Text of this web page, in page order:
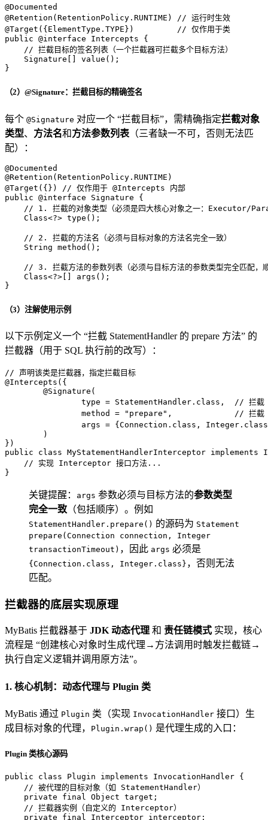
@Documented
@Retention(RetentionPolicy.RUNTIME)
// 运行时生效
@Target({ElementType.TYPE})
// 仅作用于类
public @interface Intercepts {
// 拦截目标的签名列表（一个拦截器可拦截多个目标方法）
    Signature[] value();
}
（2）@Signature：拦截目标的精确签名
每个 @Signature 对应一个 “拦截目标”，需精确指定拦截对象
类型、 方法名和方法参数列表 （三者缺一不可，否则无法匹
配）：
@Documented
@Retention(RetentionPolicy.RUNTIME)
@Target({})
// 仅作用于 @Intercepts 内部
public @interface Signature {
// 1. 拦截的对象类型（必须是四大核心对象之一：
    Class<?> type();
// 2. 拦截的方法名（必须与目标对象的方法名完全一致）
    String
method () ;
// 3. 拦截方法的参数列表（必须与目标方法的参数类型完全匹配，
    Class<?>[] args();
}
（3）注解使用示例
以下示例定义一个 “拦截 StatementHandler 的 prepare 方法” 的
拦截器（用于 SQL 执行前的改写）：
// 声明该类是拦截器，指定拦截目标
@Intercepts({
        @Signature(
type = StatementHandler.class,  // 拦截
method = "prepare",             // 拦截
args = {Connection.class, Integer.class}
        )
})
public
class MyStatementHandlerInterceptor implements
// 实现 Interceptor 接口方法...
}
关键提醒： args 参数必须与目标方法的参数类型
完全一致 （包括顺序）。例如
StatementHandler.prepare() 的源码为 Statement
prepare(Connection connection, Integer
transactionTimeout) ，因此 args 必须是
{Connection.class, Integer.class} ，否则无法
匹配。
拦截器的底层实现原理
MyBatis 拦截器基于 JDK 动态代理 和 责任链模式 实现，核心
流程是 “创建核心对象时生成代理→方法调用时触发拦截链→
执行自定义逻辑并调用原方法”。
1. 核心机制：动态代理与 Plugin 类
MyBatis 通过 Plugin 类（实现 InvocationHandler 接口）生
成目标对象的代理，
Plugin.wrap() 是代理生成的入口：
Plugin 类核心源码
public class Plugin implements InvocationHandler {
// 被代理的目标对象（如 StatementHandler）
private
final Object target;
// 拦截器实例（自定义的 Interceptor）
private
final Interceptor interceptor;